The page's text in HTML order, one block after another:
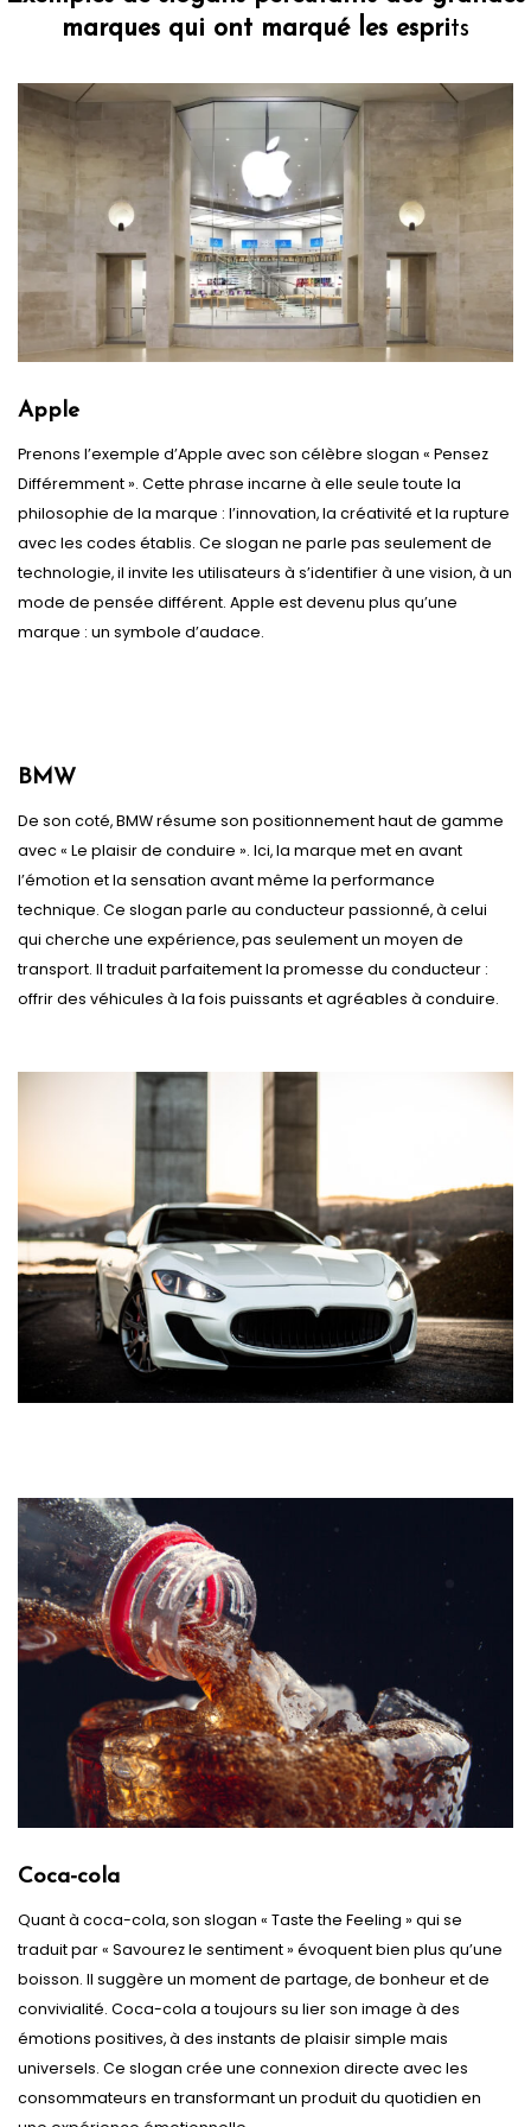
marques qui ont marqué les esprits
Apple
Prenons l’exemple d’Apple avec son célèbre slogan « Pensez
Différemment ». Cette phrase incarne à elle seule toute la
philosophie de la marque : l’innovation, la créativité et la rupture
avec les codes établis. Ce slogan ne parle pas seulement de
technologie, il invite les utilisateurs à s’identifier à une vision, à un
mode de pensée différent. Apple est devenu plus qu’une
marque : un symbole d’audace.
BMW
De son coté, BMW résume son positionnement haut de gamme
avec « Le plaisir de conduire ». Ici, la marque met en avant
l’émotion et la sensation avant même la performance
technique. Ce slogan parle au conducteur passionné, à celui
qui cherche une expérience, pas seulement un moyen de
transport. Il traduit parfaitement la promesse du conducteur :
offrir des véhicules à la fois puissants et agréables à conduire.
Coca-cola
Quant à coca-cola, son slogan « Taste the Feeling » qui se
traduit par « Savourez le sentiment » évoquent bien plus qu’une
boisson. Il suggère un moment de partage, de bonheur et de
convivialité. Coca-cola a toujours su lier son image à des
émotions positives, à des instants de plaisir simple mais
universels. Ce slogan crée une connexion directe avec les
consommateurs en transformant un produit du quotidien en